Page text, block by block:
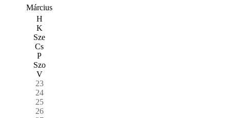
Március
H
K
Sze
Cs
P
Szo
V
23
24
25
26